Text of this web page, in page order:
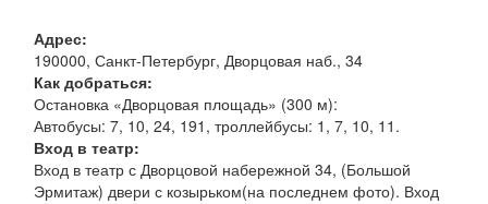
Адрес:
190000, Санкт-Петербург, Дворцовая наб., 34
Как добраться:
Остановка «Дворцовая площадь» (300 м):
Автобусы: 7, 10, 24, 191, троллейбусы: 1, 7, 10, 11.
Вход в театр:
Вход в театр с Дворцовой набережной 34, (Большой
Эрмитаж) двери с козырьком(на последнем фото). Вход